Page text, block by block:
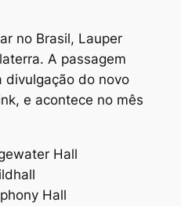
no Brasil, Lauper
A passagem
divulgação do novo
e acontece no mês
Hall
Hall